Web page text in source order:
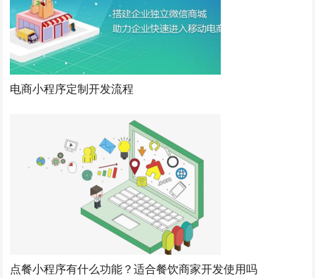
电商小程序定制开发流程
点餐小程序有什么功能？适合餐饮商家开发使用吗